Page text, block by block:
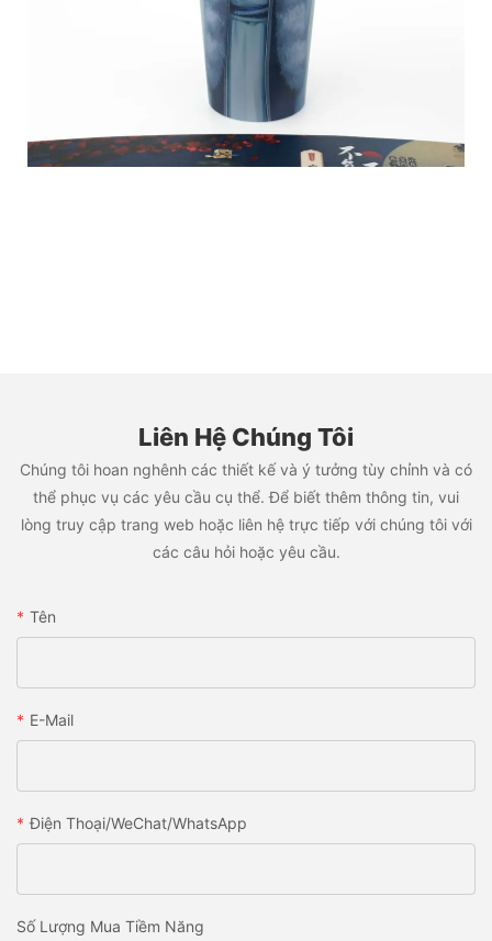
Liên Hệ Chúng Tôi
Chúng tôi hoan nghênh các thiết kế và ý tưởng tùy chỉnh và có
thể phục vụ các yêu cầu cụ thể. Để biết thêm thông tin, vui
lòng truy cập trang web hoặc liên hệ trực tiếp với chúng tôi với
các câu hỏi hoặc yêu cầu.
Tên
E-Mail
Điện Thoại/WeChat/WhatsApp
Số Lượng Mua Tiềm Năng